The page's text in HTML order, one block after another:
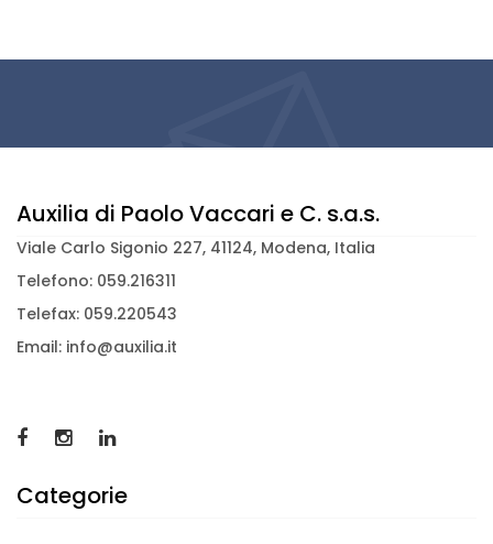
Auxilia di Paolo Vaccari e C. s.a.s.
Viale Carlo Sigonio 227, 41124, Modena, Italia
Telefono: 059.216311
Telefax: 059.220543
Email: info@auxilia.it
Categorie